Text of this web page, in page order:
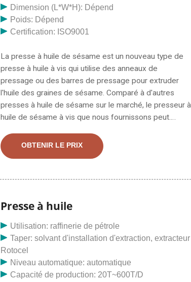
Dimension (L*W*H): Dépend
Poids: Dépend
Certification: ISO9001
La presse à huile de sésame est un nouveau type de
presse à huile à vis qui utilise des anneaux de
pressage ou des barres de pressage pour extruder
l'huile des graines de sésame. Comparé à d'autres
presses à huile de sésame sur le marché, le presseur à
huile de sésame à vis que nous fournissons peut.
presse à balles d'ensilage, fabricants/fournisseurs de
presse à huile à vis - . Enveloppement de filet de balle,
huile à vis en Chine, offrant le recyclage des
OBTENIR LE PRIX
Presse à huile
Utilisation: raffinerie de pétrole
Taper: solvant d'installation d'extraction, extracteur
Rotocel
Niveau automatique: automatique
Capacité de production: 20T~600T/D